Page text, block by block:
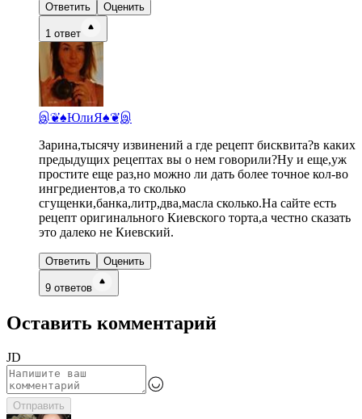
Ответить Оценить
1 ответ
இ❦♠ЮлиЯ♠❦இ
Зарина,тысячу извинений а где рецепт бисквита?в каких
предыдущих рецептах вы о нем говорили?Ну и еще,уж
простите еще раз,но можно ли дать более точное кол-во
ингредиентов,а то сколько
сгущенки,банка,литр,два,масла сколько.На сайте есть
рецепт оригинального Киевского торта,а честно сказать
это далеко не Киевский.
Ответить Оценить
9 ответов
Оставить комментарий
JD
Отправить